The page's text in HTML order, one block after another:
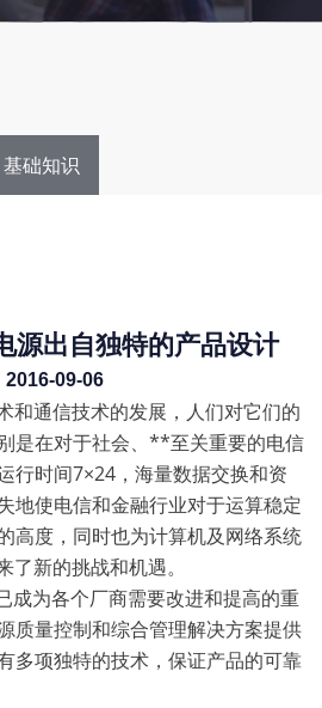
基础知识
源出自独特的产品设计
2016-09-06
通信技术的发展，人们对它们的
是在对于社会、**至关重要的电信
行时间7×24，海量数据交换和资
地使电信和金融行业对于运算稳定
高度，同时也为计算机及网络系统
新的挑战和机遇。
为各个厂商需要改进和提高的重
质量控制和综合管理解决方案提供
多项独特的技术，保证产品的可靠